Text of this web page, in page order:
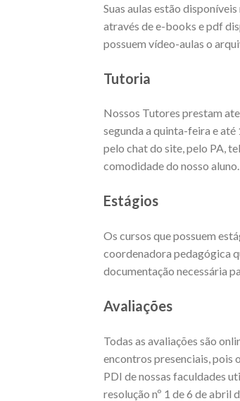
Suas aulas estão
através de e-books e pdf
possuem vídeo-aulas o
Tutoria
Nossos Tutores prestam
segunda a quinta-feira e
pelo chat do site, pelo PA,
comodidade do nosso aluno.
Estágios
Os cursos que possuem
coordenadora pedagógica
documentação necessária
Avaliações
Todas as avaliações são
encontros presenciais, pois
PDI de nossas faculdades
resolução nº 1 de 6 de abril